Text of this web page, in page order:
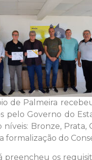
de Palmeira
pelo Governo do
níveis: Bronze,
formalização do
preencheu os